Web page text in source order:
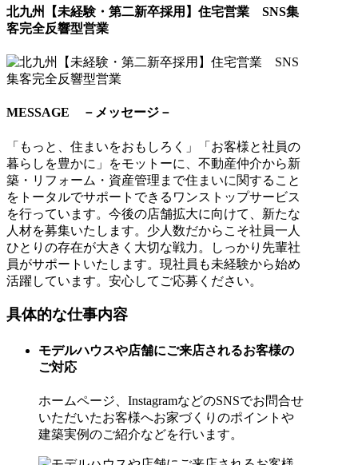
北九州【未経験・第二新卒採用】住宅営業 SNS集
客完全反響型営業
MESSAGE －メッセージ－
「もっと、住まいをおもしろく」「お客様と社員の
暮らしを豊かに」をモットーに、不動産仲介から新
築・リフォーム・資産管理まで住まいに関すること
をトータルでサポートできるワンストップサービス
を行っています。今後の店舗拡大に向けて、新たな
人材を募集いたします。少人数だからこそ社員一人
ひとりの存在が大きく大切な戦力。しっかり先輩社
員がサポートいたします。現社員も未経験から始め
活躍しています。安心してご応募ください。
具体的な仕事内容
モデルハウスや店舗にご来店されるお客様の
ご対応
ホームページ、InstagramなどのSNSでお問合せ
いただいたお客様へお家づくりのポイントや
建築実例のご紹介などを行います。